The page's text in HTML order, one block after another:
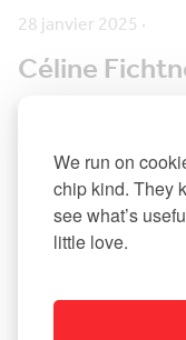
We run on
chip kind. They
see what’s
little love.
28 janvier 2025·
Céline
28 janvier 2025
Sandy